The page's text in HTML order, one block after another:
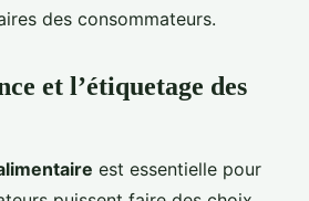
des consommateurs.
et l’étiquetage des
est essentielle pour